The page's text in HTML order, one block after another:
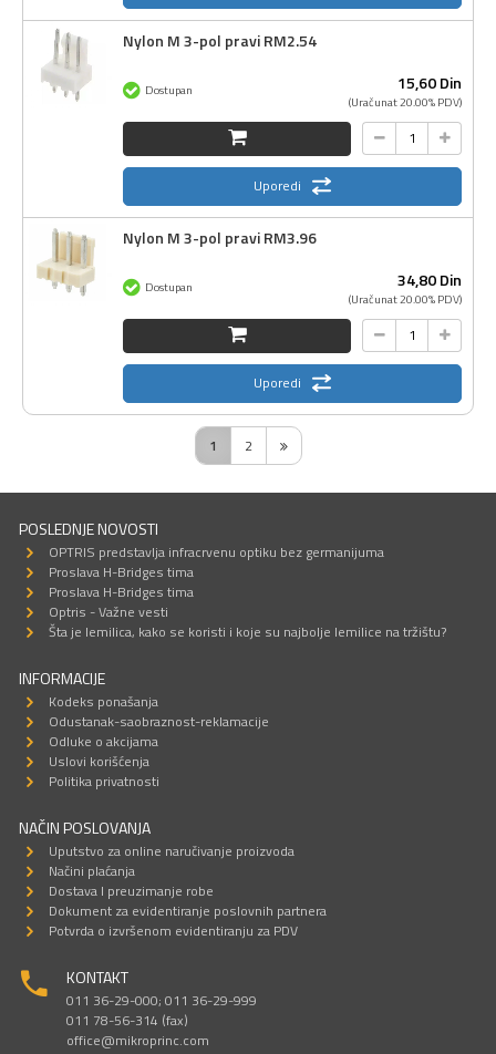
Nylon M 3-pol pravi RM2.54
15,60Din
(Uračunat 20.00% PDV)
Dostupan
Uporedi
Nylon M 3-pol pravi RM3.96
34,80Din
(Uračunat 20.00% PDV)
Dostupan
Uporedi
1 2
POSLEDNJE NOVOSTI
OPTRIS predstavlja infracrvenu optiku bez germanijuma
Proslava H-Bridges tima
Proslava H-Bridges tima
Optris - Važne vesti
Šta je lemilica, kako se koristi i koje su najbolje lemilice na tržištu?
INFORMACIJE
Kodeks ponašanja
Odustanak-saobraznost-reklamacije
Odluke o akcijama
Uslovi korišćenja
Politika privatnosti
NAČIN POSLOVANJA
Uputstvo za online naručivanje proizvoda
Načini plaćanja
Dostava I preuzimanje robe
Dokument za evidentiranje poslovnih partnera
Potvrda o izvršenom evidentiranju za PDV
KONTAKT
011 36-29-000; 011 36-29-999
011 78-56-314 (fax)
office@mikroprinc.com